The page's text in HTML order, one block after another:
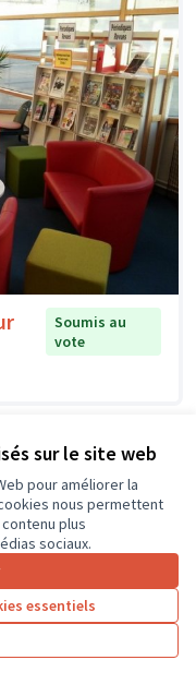
sur le site web
pour améliorer la
nous permettent
plus
sociaux.
essentiels
Soumis au
vote